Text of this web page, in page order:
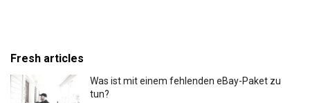
Fresh articles
Was ist mit einem fehlenden eBay-Paket zu
tun?